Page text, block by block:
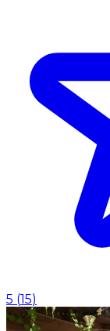
5 (15)